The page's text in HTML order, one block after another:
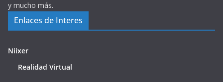
y mucho más.
Enlaces de Interes
Niixer
Realidad Virtual